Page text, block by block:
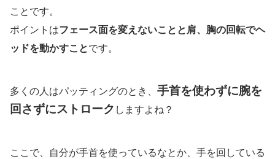
ことです。
ポイントはフェース面を変えないことと肩、胸の回転でヘ
ッドを動かすことです。
多くの人はパッティングのとき、 手首を使わずに腕を
回さずにストローク しますよね？
ここで、自分が手首を使っているなとか、手を回している